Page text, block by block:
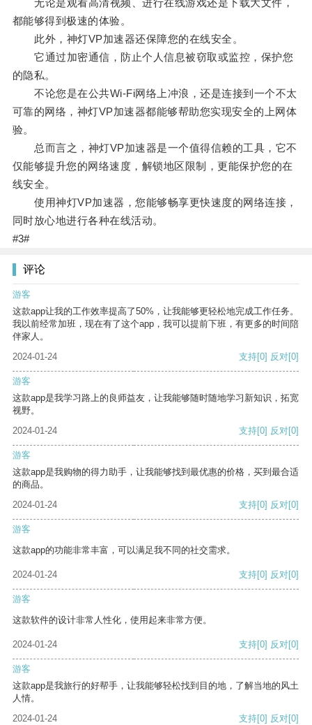
无论是观看高清视频、进行在线游戏还是下载大文件，
都能够得到极速的体验。
此外，神灯VP加速器还保障您的在线安全。
它通过加密通信，防止个人信息被窃取或监控，保护您
的隐私。
不论您是在公共Wi-Fi网络上冲浪，还是连接到一个不太
可靠的网络，神灯VP加速器都能够帮助您实现安全的上网体
验。
总而言之，神灯VP加速器是一个值得信赖的工具，它不
仅能够提升您的网络速度，解锁地区限制，更能保护您的在
线安全。
使用神灯VP加速器，您能够畅享更快速度的网络连接，
同时放心地进行各种在线活动。
#3#
评论
游客
这款app让我的工作效率提高了50%，让我能够更轻松地完成工作任务。
我以前经常加班，现在有了这个app，我可以提前下班，有更多的时间陪
伴家人。
2024-01-24
支持[0] 反对[0]
游客
这款app是我学习路上的良师益友，让我能够随时随地学习新知识，拓宽
视野。
2024-01-24
支持[0] 反对[0]
游客
这款app是我购物的得力助手，让我能够找到最优惠的价格，买到最合适
的商品。
2024-01-24
支持[0] 反对[0]
游客
这款app的功能非常丰富，可以满足我不同的社交需求。
2024-01-24 支持[0] 反对[0]
游客
这款软件的设计非常人性化，使用起来非常方便。
2024-01-24 支持[0] 反对[0]
游客
这款app是我旅行的好帮手，让我能够轻松找到目的地，了解当地的风土
人情。
2024-01-24
支持[0] 反对[0]